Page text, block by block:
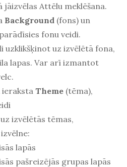
jāizvēlas Attēlu meklēšana.
Background (fons) un
fonu veidi.
uzklikšķinot uz izvēlētā fona,
lapas. Var arī izmantot
ieraksta Theme (tēma),
izvēlētās tēmas,
lapās
pašreizējās grupas lapās